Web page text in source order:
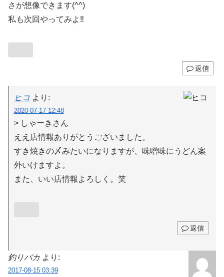
さが想像できます(^^)
私も次回やってみよ‼
返信
ヒコ より:
2020-07-17 12:48
> しゃーきさん
ええ店情報ありがとうございました。
すき焼きの〆みたいになりますが、味噌味にうどん案
外いけますよ。
また、いい店情報よろしく。笑
返信
釣りバカ より:
2017-08-15 03:39